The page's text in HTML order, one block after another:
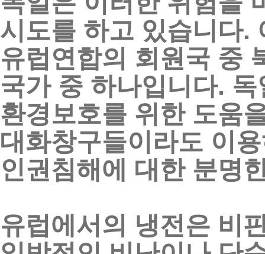
시도를 하고 있습니다.
유럽연합의 회원국 중
국가 중 하나입니다. 독
환경보호를 위한 도움
대화창구들이라도 이
인권침해에 대한 분명
유럽에서의 냉전은 비